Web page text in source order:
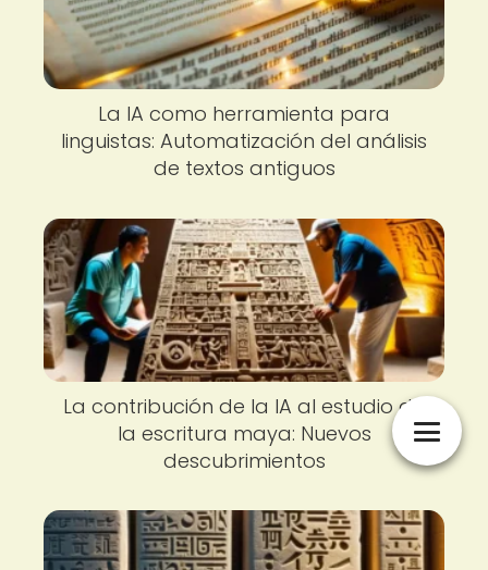
La IA como herramienta para
linguistas: Automatización del análisis
de textos antiguos
La contribución de la IA al estudio de
la escritura maya: Nuevos
descubrimientos